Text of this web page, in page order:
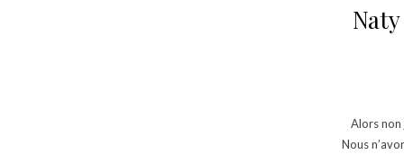
Alors non
Nous